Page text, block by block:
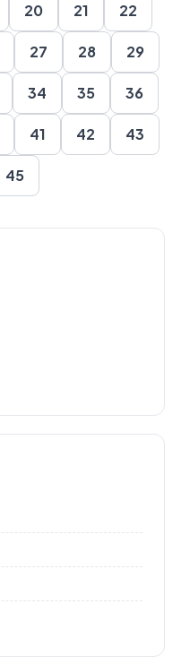
20 21 22
27 28 29
34 35 36
41 42 43
45